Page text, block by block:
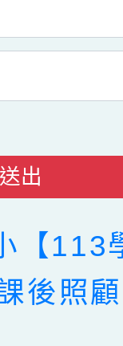
送出
【113
後照